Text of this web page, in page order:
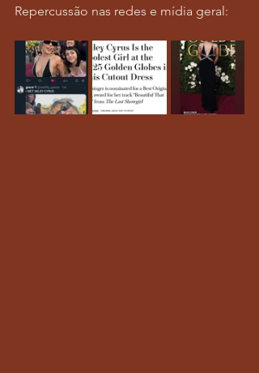
Repercussão nas redes e mídia geral: